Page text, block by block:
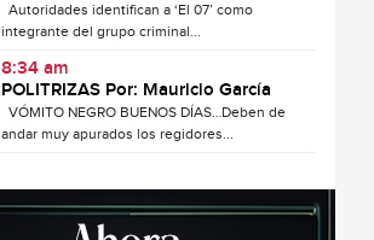
Autoridades identifican a ‘El 07’ como
integrante del grupo criminal...
8:34 am
POLITRIZAS Por: Mauricio García
VÓMITO NEGRO BUENOS DÍAS…Deben de
andar muy apurados los regidores...